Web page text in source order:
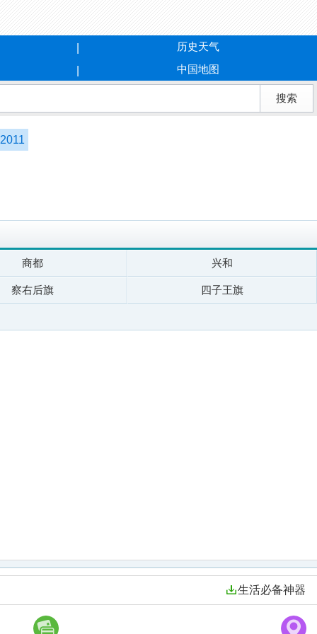
历史天气
中国地图
2011
商都 兴和
察右后旗 四子王旗
生活必备神器